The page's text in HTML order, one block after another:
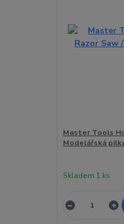
Master Tools
Modelářská
Skladem 1 ks